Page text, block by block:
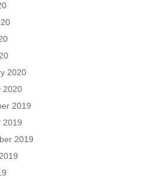
2020
2020
2019
2019
2019